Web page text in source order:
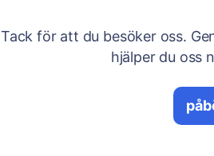
Tack för att du besöker oss.
hjälper du oss